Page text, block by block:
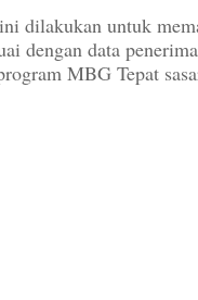
dilakukan untuk
dengan data
MBG Tepat